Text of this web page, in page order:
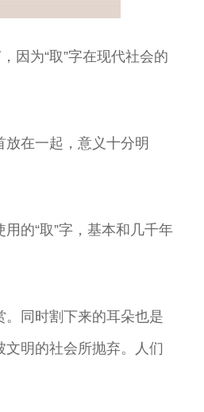
因为“取”字在现代社会的
在一起，意义十分明
的“取”字，基本和几千年
同时割下来的耳朵也是
明的社会所抛弃。人们